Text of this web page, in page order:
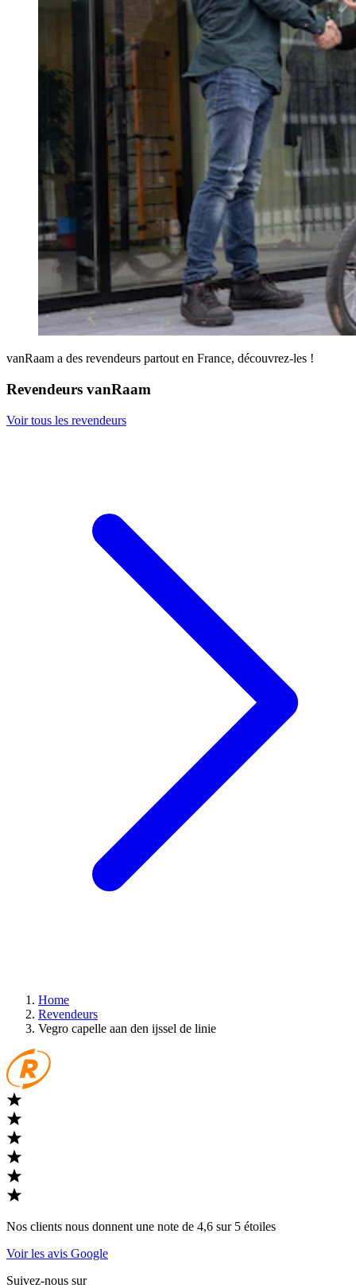
vanRaam a des revendeurs partout en France, découvrez-les !
Revendeurs vanRaam
Voir tous les revendeurs
Home
Revendeurs
Vegro capelle aan den ijssel de linie
Nos clients nous donnent une note de 4,6 sur 5 étoiles
Voir les avis Google
Suivez-nous sur